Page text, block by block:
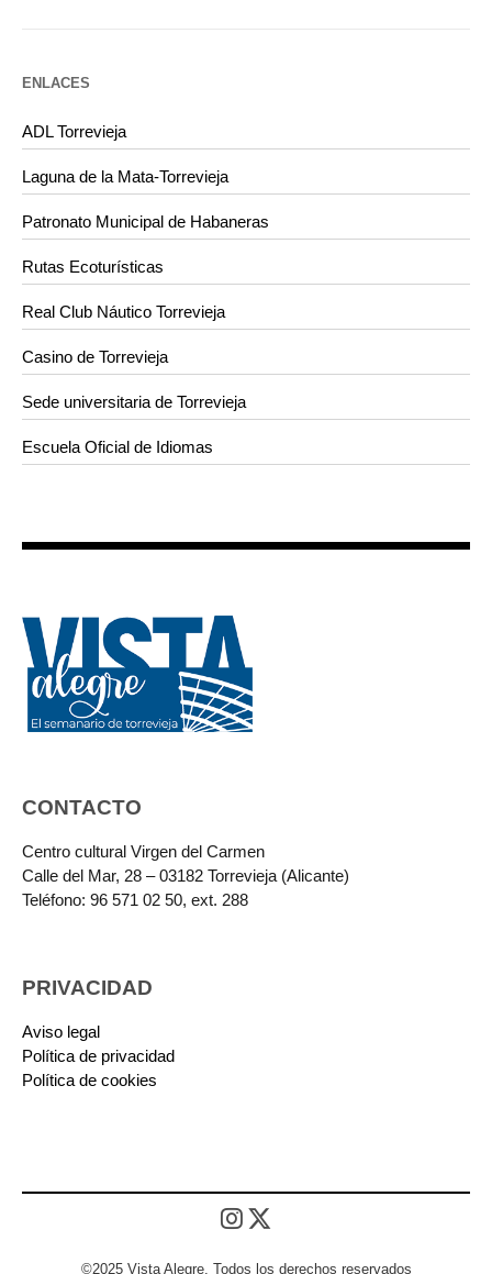
ENLACES
ADL Torrevieja
Laguna de la Mata-Torrevieja
Patronato Municipal de Habaneras
Rutas Ecoturísticas
Real Club Náutico Torrevieja
Casino de Torrevieja
Sede universitaria de Torrevieja
Escuela Oficial de Idiomas
CONTACTO
Centro cultural Virgen del Carmen
Calle del Mar, 28 – 03182 Torrevieja (Alicante)
Teléfono: 96 571 02 50, ext. 288
PRIVACIDAD
Aviso legal
Política de privacidad
Política de cookies
©2025 Vista Alegre. Todos los derechos reservados